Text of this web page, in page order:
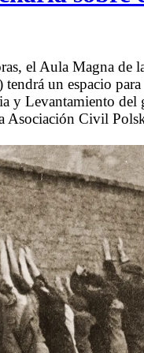
el Aula Magna de
un espacio
y Levantamiento del
Asociación Civil